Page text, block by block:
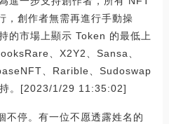
，創作者無需再進行手動操
的市場上顯示 Token 的最低上
、X2Y2、Sansa、
、Rarible、Sudoswap
。[2023/1/29 11:35:02]
不停。有一位不愿透露姓名的